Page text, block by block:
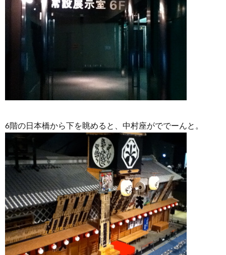
6階の日本橋から下を眺めると、中村座がででーんと。